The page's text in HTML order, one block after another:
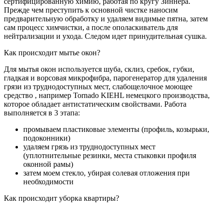
Прежде чем преступить к основной чистке наносим
предварительную обработку и удаляем видимые пятна, затем
сам процесс химчистки, а после ополаскиватель для
нейтрализации и ухода. Следом идет принудительная сушка.
Как происходит мытье окон?
Для мытья окон используется шуба, склиз, сребок, губки,
гладкая и ворсовая микрофибра, парогенератор для удаления
грязи из труднодоступных мест, слабощелочное моющее
средство , например Tornado KIEHL немецкого производства,
которое обладает антистатическим свойствами. Работа
выполняется в 3 этапа:
промываем пластиковые элементы (профиль, козырьки,
подоконники)
удаляем грязь из труднодоступных мест
(уплотнительные резинки, места стыковки профиля
оконной рамы)
затем моем стекло, убирая солевая отложения при
необходимости
Как происходит уборка квартиры?